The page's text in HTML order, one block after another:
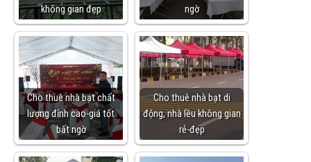
không gian đẹp
ngờ
Cho thuê nhà bạt chất
lượng đỉnh cao-giá tốt
bất ngờ
Cho thuê nhà bạt di
động, nhà lều không gian
rẻ-đẹp